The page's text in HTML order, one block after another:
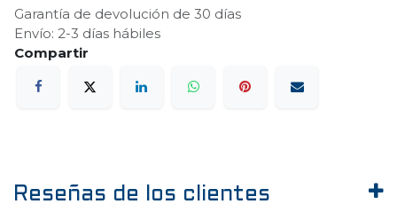
Garantía de devolución de 30 días
Envío: 2-3 días hábiles
Reseñas de los clientes